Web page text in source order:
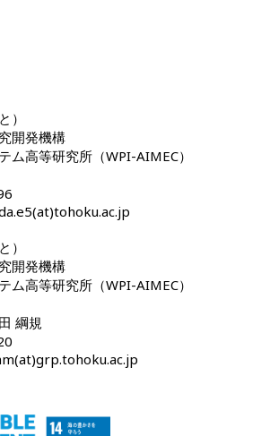
）
開発機構
ム高等研究所（WPI-AIMEC）
）
開発機構
ム高等研究所（WPI-AIMEC）
綱規